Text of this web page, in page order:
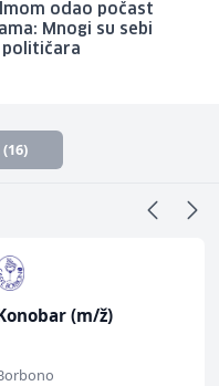
odao počast
Mnogi su sebi
političara
(m/ž)